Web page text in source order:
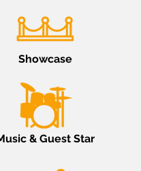
Showcase
& Guest Star